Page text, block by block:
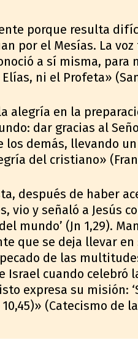
porque resulta
por el Mesías. La
a sí misma,
ni el Profeta»
alegría en la
dar gracias al
los demás, llevando
del cristiano»
después de haber
vio y señaló a Jesús
mundo’ (Jn 1,29).
que se deja llevar
de las
Israel cuando celebró
expresa su misión:
10,45)» (Catecismo de